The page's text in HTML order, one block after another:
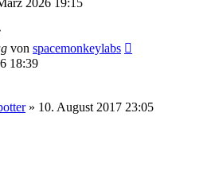
2026 19:15
von spacemonkeylabs
18:39
» 10. August 2017 23:05